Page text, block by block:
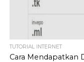
TUTORIAL INTERNET
Cara Mendapatkan